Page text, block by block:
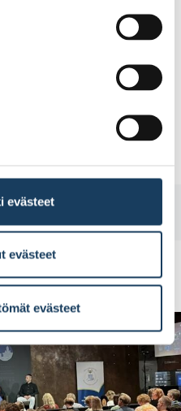
evästeet
evästeet
evästeet
ja aineistoihin